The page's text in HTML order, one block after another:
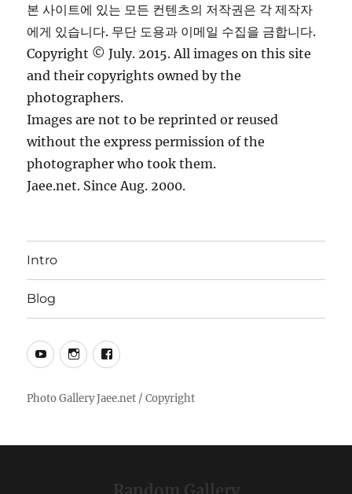
본 사이트에 있는 모든 컨텐츠의 저작권은 각 제작자
에게 있습니다. 무단 도용과 이메일 수집을 금합니다.
Copyright © July. 2015. All images on this site
and their copyrights owned by the
photographers.
Images are not to be reprinted or reused
without the express permission of the
photographer who took them.
Jaee.net. Since Aug. 2000.
Intro
Blog
YouTubeInstagramFacebook